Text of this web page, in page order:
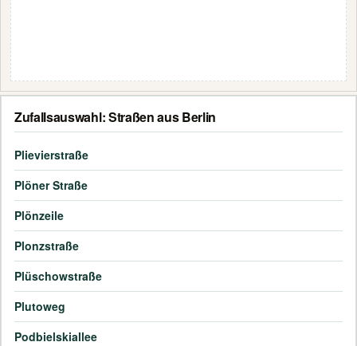
Zufallsauswahl: Straßen aus Berlin
Plievierstraße
Plöner Straße
Plönzeile
Plonzstraße
Plüschowstraße
Plutoweg
Podbielskiallee